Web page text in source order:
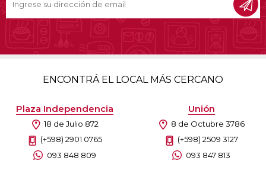
ENCONTRÁ EL LOCAL MÁS CERCANO
Plaza Independencia
18 de Julio 872
(+598) 2901 0765
093 848 809
Unión
8 de Octubre 3786
(+598) 2509 3127
093 847 813